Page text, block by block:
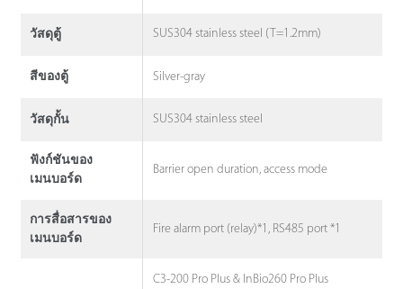
วัสดุตู้ SUS304 stainless steel (T=1.2mm)
สีของตู้ Silver-gray
วัสดุกั้น SUS304 stainless steel
ฟังก์ชันของ
เมนบอร์ด
Barrier open duration, access mode
การสื่อสารของ
เมนบอร์ด
Fire alarm port (relay)*1, RS485 port *1
C3-200 Pro Plus & InBio260 Pro Plus